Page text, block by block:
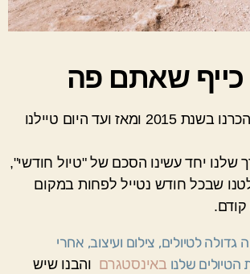
כייף שאתם פה
אנחנו שירן ואורן, הכרנו בשנת 2015 ומאז ועד היום טיילנו
יחד עשינו הסכם של "טיול חודשי",
שבכל חודש נטייל לפחות במקום
קודם.
גדולה לטיולים, צילום ועיצוב, אחרי
שלנו באינסטגרם והבנו שיש